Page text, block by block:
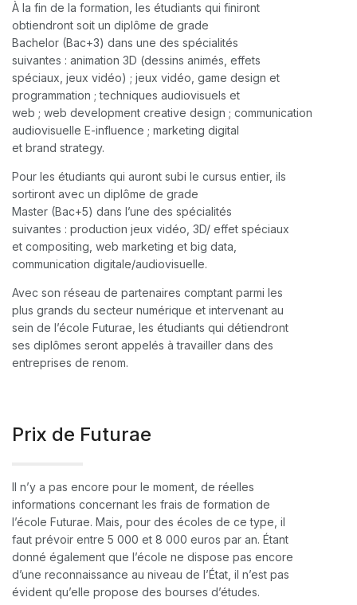
À la fin de la formation, les étudiants qui finiront
obtiendront soit un diplôme de grade
Bachelor (Bac+3) dans une des spécialités
suivantes : animation 3D (dessins animés, effets
spéciaux, jeux vidéo) ; jeux vidéo, game design et
programmation ; techniques audiovisuels et
web ; web development creative design ; communication
audiovisuelle E-influence ; marketing digital
et brand strategy.
Pour les étudiants qui auront subi le cursus entier, ils
sortiront avec un diplôme de grade
Master (Bac+5) dans l’une des spécialités
suivantes : production jeux vidéo, 3D/ effet spéciaux
et compositing, web marketing et big data,
communication digitale/audiovisuelle.
Avec son réseau de partenaires comptant parmi les
plus grands du secteur numérique et intervenant au
sein de l’école Futurae, les étudiants qui détiendront
ses diplômes seront appelés à travailler dans des
entreprises de renom.
Prix de Futurae
Il n’y a pas encore pour le moment, de réelles
informations concernant les frais de formation de
l’école Futurae. Mais, pour des écoles de ce type, il
faut prévoir entre 5 000 et 8 000 euros par an. Étant
donné également que l’école ne dispose pas encore
d’une reconnaissance au niveau de l’État, il n’est pas
évident qu’elle propose des bourses d’études.